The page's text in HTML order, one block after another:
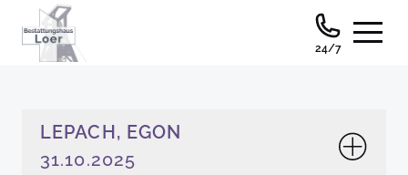
24/7
LEPACH, EGON
31.10.2025